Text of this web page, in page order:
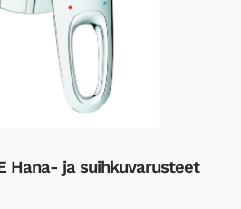
Hana- ja suihkuvarusteet